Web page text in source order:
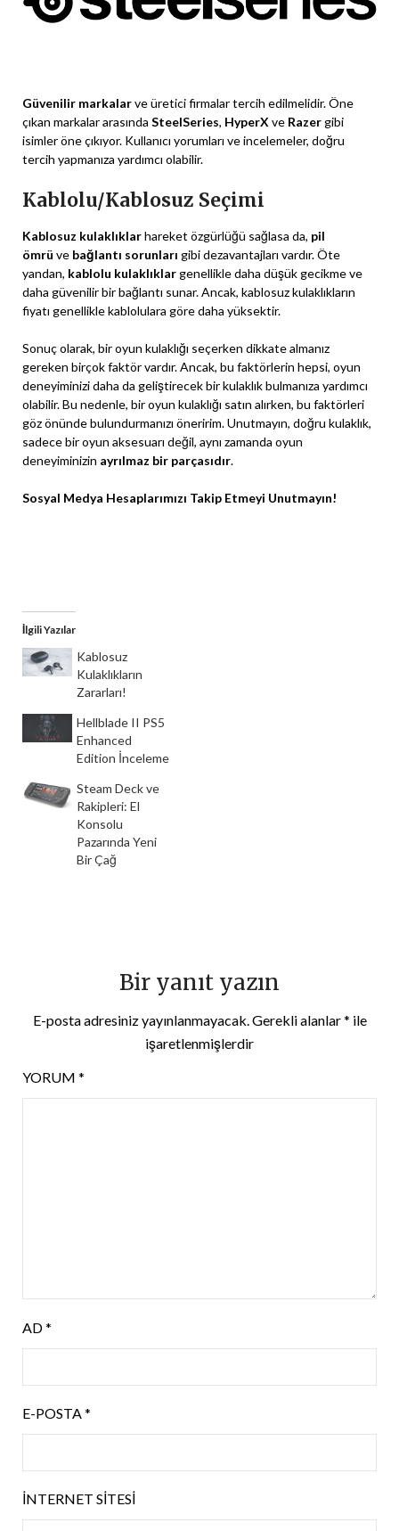
Güvenilir markalarve üretici firmalar tercih edilmelidir. Öne
çıkan markalar arasında SteelSeries, HyperX ve Razergibi
isimler öne çıkıyor. Kullanıcı yorumları ve incelemeler, doğru
tercih yapmanıza yardımcı olabilir.
Kablolu/Kablosuz Seçimi
Kablosuz kulaklıklarhareket özgürlüğü sağlasa da, pil
ömrü ve bağlantı sorunları gibi dezavantajları vardır. Öte
yandan, kablolu kulaklıklargenellikle daha düşük gecikme ve
daha güvenilir bir bağlantı sunar. Ancak, kablosuz kulaklıkların
fiyatı genellikle kablolulara göre daha yüksektir.
Sonuç olarak, bir oyun kulaklığı seçerken dikkate almanız
gereken birçok faktör vardır. Ancak, bu faktörlerin hepsi, oyun
deneyiminizi daha da geliştirecek bir kulaklık bulmanıza yardımcı
olabilir. Bu nedenle, bir oyun kulaklığı satın alırken, bu faktörleri
göz önünde bulundurmanızı öneririm. Unutmayın, doğru kulaklık,
sadece bir oyun aksesuarı değil, aynı zamanda oyun
deneyiminizin ayrılmaz bir parçasıdır.
Sosyal Medya Hesaplarımızı Takip Etmeyi Unutmayın!
İlgili Yazılar
Kablosuz
Kulaklıkların
Zararları!
Hellblade II PS5
Enhanced
Edition İnceleme
Steam Deck ve
Rakipleri: El
Konsolu
Pazarında Yeni
Bir Çağ
Bir yanıt yazın
E-posta adresiniz yayınlanmayacak. Gerekli alanlar* ile
işaretlenmişlerdir
YORUM *
AD*
E-POSTA *
İNTERNET SITESI